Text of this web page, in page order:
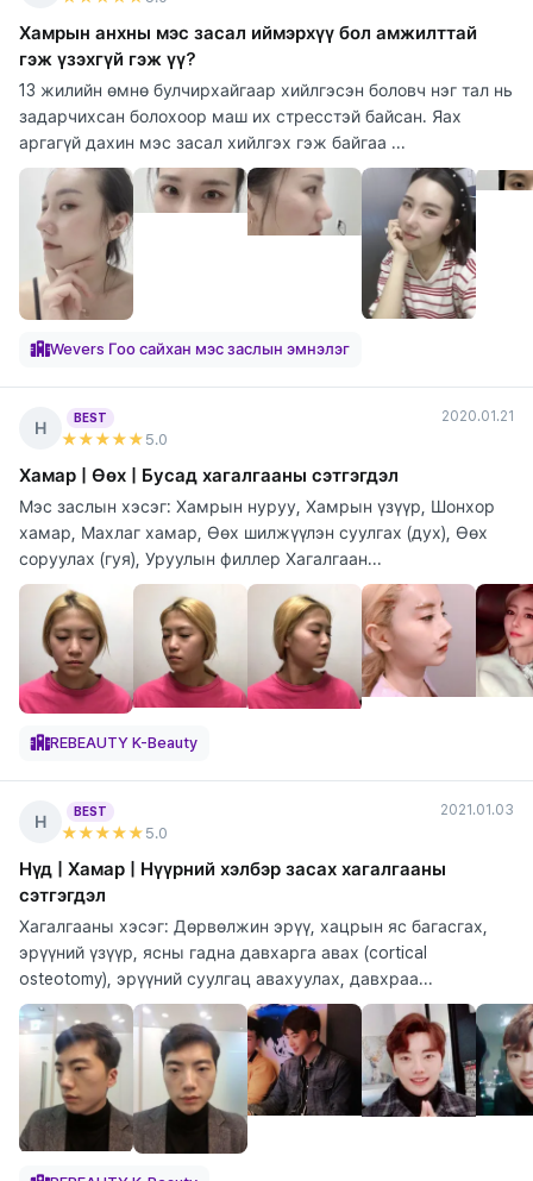
Хамрын анхны мэс засал иймэрхүү бол амжилттай
гэж үзэхгүй гэж үү?
13 жилийн өмнө булчирхайгаар хийлгэсэн боловч нэг тал нь
задарчихсан болохоор маш их стресстэй байсан. Яах
аргагүй дахин мэс засал хийлгэх гэж байгаа ...
Wevers Гоо сайхан мэс заслын эмнэлэг
Н
BEST
★★★★★ 5.0
2020.01.21
Хамар | Өөх | Бусад хагалгааны сэтгэгдэл
Мэс заслын хэсэг: Хамрын нуруу, Хамрын үзүүр, Шонхор
хамар, Махлаг хамар, Өөх шилжүүлэн суулгах (дух), Өөх
соруулах (гуя), Уруулын филлер Хагалгаан...
REBEAUTY K-Beauty
Н
BEST
★★★★★ 5.0
2021.01.03
Нүд | Хамар | Нүүрний хэлбэр засах хагалгааны
сэтгэгдэл
Хагалгааны хэсэг: Дөрвөлжин эрүү, хацрын яс багасгах,
эрүүний үзүүр, ясны гадна давхарга авах (cortical
osteotomy), эрүүний суулгац авахуулах, давхраа...